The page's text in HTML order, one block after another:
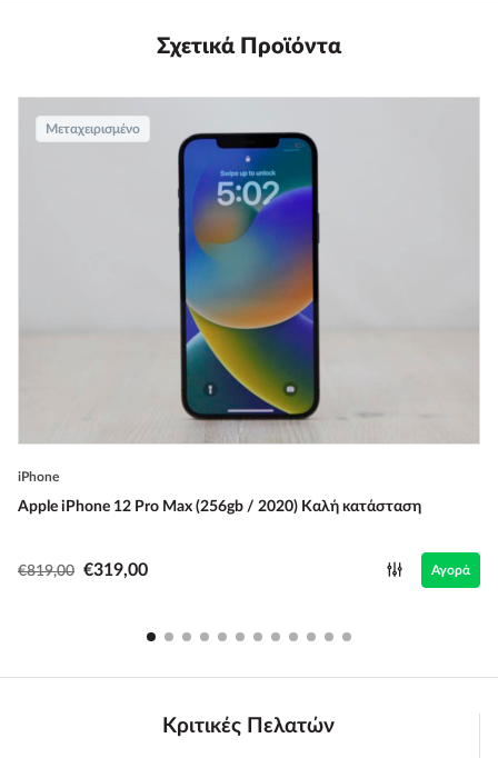
Σχετικά Προϊόντα
Μεταχειρισμένο
iPhone
Apple iPhone 12 Pro Max (256gb / 2020) Καλή κατάσταση
€819,00 €319,00 Αγορά
Κριτικές Πελατών